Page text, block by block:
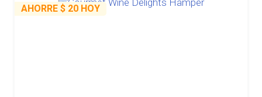
AHORRE $ 20 HOY